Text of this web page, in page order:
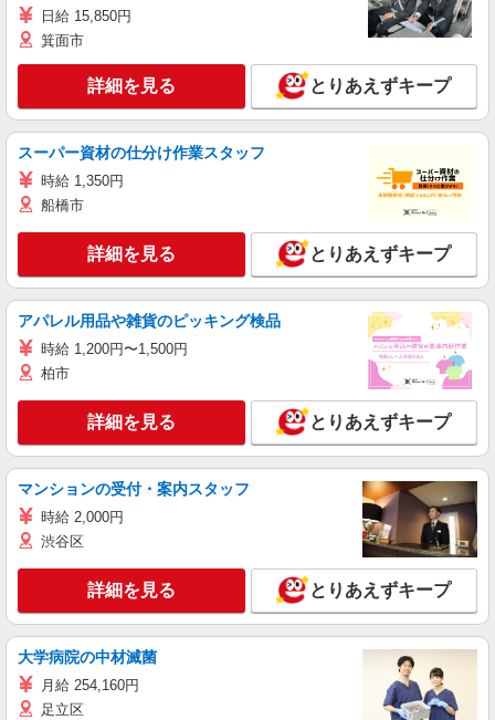
日給 15,850円
箕面市
詳細を見る とりあえずキープ
スーパー資材の仕分け作業スタッフ
時給 1,350円
船橋市
詳細を見る とりあえずキープ
アパレル用品や雑貨のピッキング検品
時給 1,200円〜1,500円
柏市
詳細を見る とりあえずキープ
マンションの受付・案内スタッフ
時給 2,000円
渋谷区
詳細を見る とりあえずキープ
大学病院の中材滅菌
月給 254,160円
足立区